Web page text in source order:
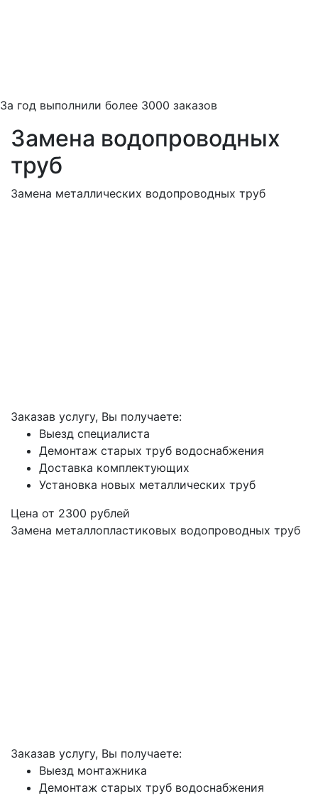
За год выполнили более 3000 заказов
Замена водопроводных
труб
Замена металлических водопроводных труб
Заказав услугу, Вы получаете:
Выезд специалиста
Демонтаж старых труб водоснабжения
Доставка комплектующих
Установка новых металлических труб
Цена от 2300 рублей
Замена металлопластиковых водопроводных труб
Заказав услугу, Вы получаете:
Выезд монтажника
Демонтаж старых труб водоснабжения